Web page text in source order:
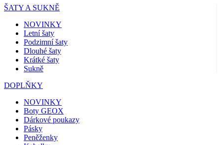
ŠATY A SUKNĚ
NOVINKY
Letní šaty
Podzimní šaty
Dlouhé šaty
Krátké šaty
Sukně
DOPLŇKY
NOVINKY
Boty GEOX
Dárkové poukazy
Pásky
Peněženky